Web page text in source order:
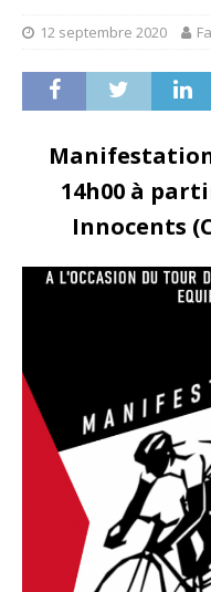
12 septembre 2020
14h00 à
Innocents